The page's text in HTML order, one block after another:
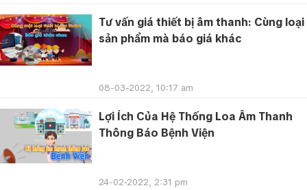
Tư vấn giá thiết bị âm thanh: Cùng loại
sản phẩm mà báo giá khác
08-03-2022, 10:17 am
Lợi Ích Của Hệ Thống Loa Âm Thanh
Thông Báo Bệnh Viện
24-02-2022, 2:31 pm